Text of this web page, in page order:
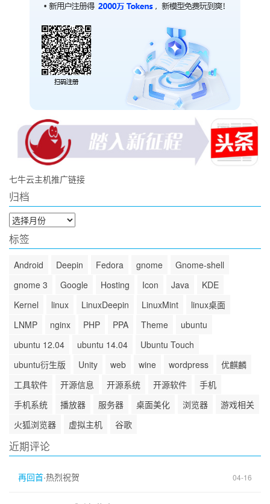
七牛云主机推广链接
归档
归
档
标签
Android Deepin Fedora gnome
Gnome-shell
gnome 3
Google Hosting Icon Java
KDE
Kernel
linux LinuxDeepin LinuxMint
linux桌面
LNMP
nginx PHP PPA Theme
ubuntu
ubuntu 12.04
ubuntu 14.04
Ubuntu Touch
ubuntu衍生版
Unity web wine wordpress
优麒麟
工具软件
开源信息 开源系统 开源软件
手机
手机系统
播放器 服务器 桌面美化 浏览器
游戏相关
火狐浏览器
虚拟主机 谷歌
近期评论
再回首·热烈祝贺 04-16